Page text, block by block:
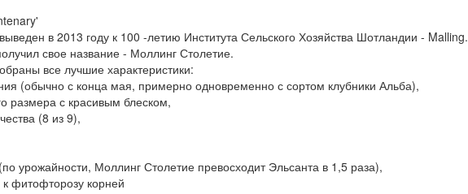
в 2013 году к 100 -летию Института Сельского Хозяйства Шотландии - Malling.
свое название - Моллинг Столетие.
все лучшие характеристики:
(обычно с конца мая, примерно одновременно с сортом клубники Альба),
размера с красивым блеском,
(8 из 9),
урожайности, Моллинг Столетие превосходит Эльсанта в 1,5 раза),
фитофторозу корней